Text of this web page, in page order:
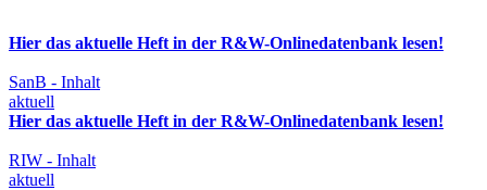
Hier das aktuelle Heft in der R&W-Onlinedatenbank lesen!
SanB - Inhalt
aktuell
Hier das aktuelle Heft in der R&W-Onlinedatenbank lesen!
RIW - Inhalt
aktuell